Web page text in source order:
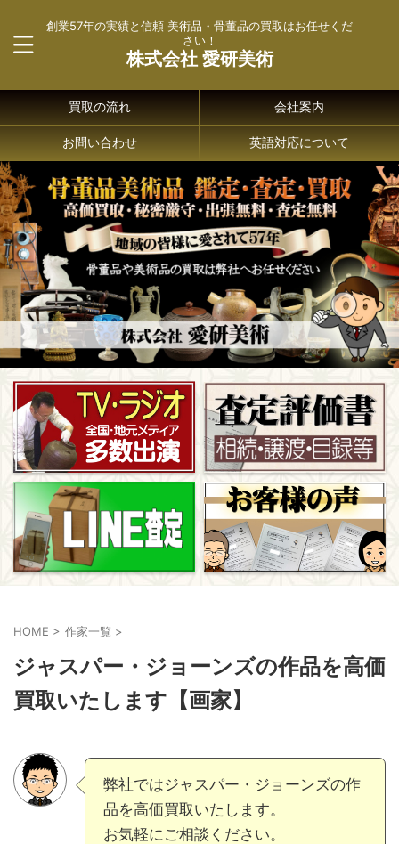
創業57年の実績と信頼 美術品・骨董品の買取はお任せくだ
さい！
株式会社 愛研美術
買取の流れ 会社案内
お問い合わせ 英語対応について
HOME > 作家一覧 >
ジャスパー・ジョーンズの作品を高価
買取いたします【画家】
弊社ではジャスパー・ジョーンズの作
品を高価買取いたします。
お気軽にご相談ください。